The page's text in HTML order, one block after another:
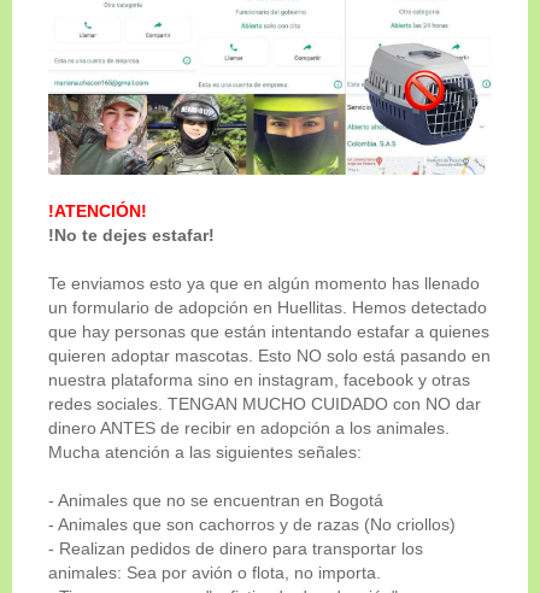
Compartir
ADOPTADO
Genero
Macho
Mediano-Grande
Edad
6 meses
!ATENCIÓN!
!No te dejes estafar!
Te enviamos esto ya que en algún momento has llenado
un formulario de adopción en Huellitas. Hemos detectado
que hay personas que están intentando estafar a quienes
quieren adoptar mascotas. Esto NO solo está pasando en
nuestra plataforma sino en instagram, facebook y otras
redes sociales. TENGAN MUCHO CUIDADO con NO dar
dinero ANTES de recibir en adopción a los animales.
Mucha atención a las siguientes señales:
- Animales que no se encuentran en Bogotá
- Animales que son cachorros y de razas (No criollos)
- Realizan pedidos de dinero para transportar los
animales: Sea por avión o flota, no importa.